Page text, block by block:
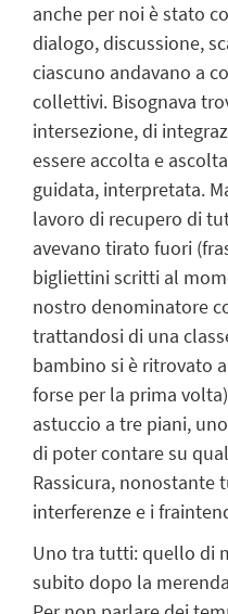
anche per noi è stato
dialogo, discussione,
ciascuno andavano a
collettivi. Bisognava
intersezione, di
essere accolta e
guidata, interpretata.
lavoro di recupero di
avevano tirato fuori
bigliettini scritti al
nostro denominatore
trattandosi di una
bambino si è ritrovato
forse per la prima
astuccio a tre piani,
di poter contare su
Rassicura, nonostante
interferenze e i
Uno tra tutti: quello di
subito dopo la